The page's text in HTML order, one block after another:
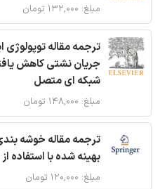
مبلغ: ۱۳۲,۰۰۰ تومان
ترجمه مقاله توپولوژی
جریان نشتی کاهش
شبکه ای متصل
مبلغ: ۱۴۸,۰۰۰ تومان
بهینه شده با استفاده از MapReduce
مبلغ: ۱۲۰,۰۰۰ تومان